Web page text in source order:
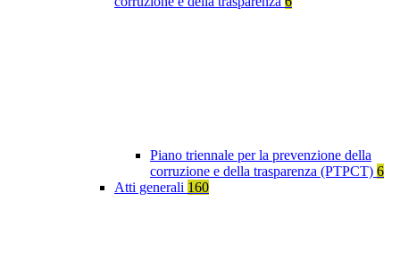
Piano triennale per la prevenzione della
corruzione e della trasparenza (PTPCT) 6
Atti generali 160